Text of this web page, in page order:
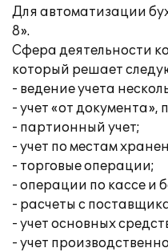
Для автоматизации
8».
Сфера деятельности
который решает
- ведение учета
- учет «от
- партионный учет;
- учет по местам
- торговые операции;
- операции по кассе и
- расчеты с
- учет основных
- учет